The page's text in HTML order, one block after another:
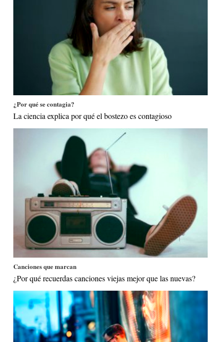
¿Por qué se contagia?
La ciencia explica por qué el bostezo es contagioso
Canciones que marcan
¿Por qué recuerdas canciones viejas mejor que las nuevas?